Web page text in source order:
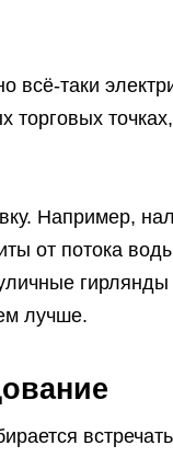
всё-таки
торговых
Например,
от потока
лучше.